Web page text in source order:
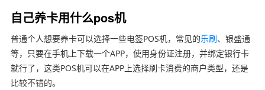
自己养卡用什么pos机
普通个人想要养卡可以选择一些电签POS机，常见的乐刷、银盛通
等，只要在手机上下载一个APP，使用身份证注册，并绑定银行卡
就行了，这类POS机可以在APP上选择刷卡消费的商户类型，还是
比较不错的。